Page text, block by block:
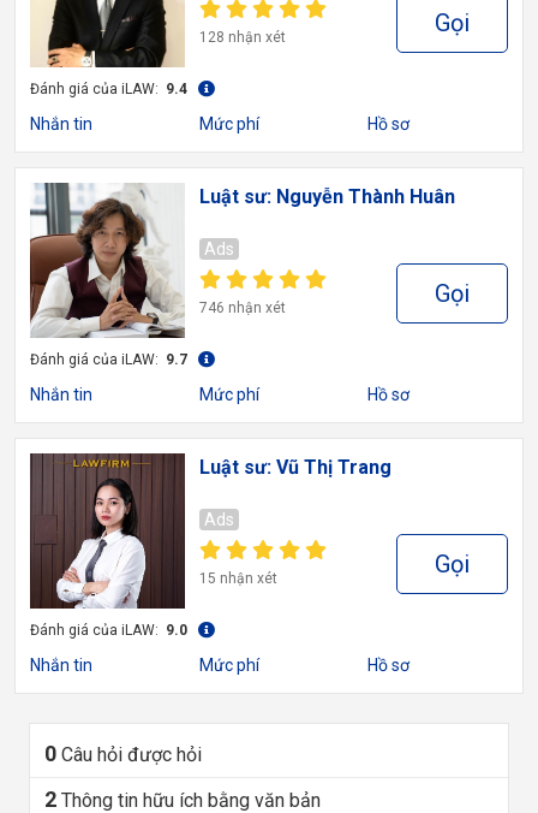
128 nhận xét Gọi
Đánh giá của iLAW: 9.4
Nhắn tin Mức phí Hồ sơ
Luật sư: Nguyễn Thành Huân
Ads
746 nhận xét Gọi
Đánh giá của iLAW: 9.7
Nhắn tin Mức phí Hồ sơ
Luật sư: Vũ Thị Trang
Ads
15 nhận xét Gọi
Đánh giá của iLAW: 9.0
Nhắn tin Mức phí Hồ sơ
0 Câu hỏi được hỏi
2 Thông tin hữu ích bằng văn bản